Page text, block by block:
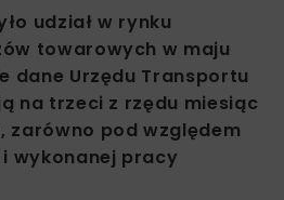
udział w rynku
towarowych w maju
dane Urzędu Transportu
na trzeci z rzędu miesiąc
zarówno pod względem
wykonanej pracy